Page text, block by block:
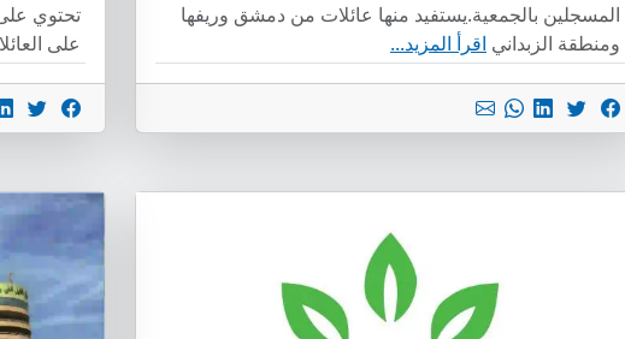
المسجلين بالجمعية.يستفيد منها عائلات من دمشق وريفها
ومنطقة الزبداني اقرأ المزيد...
تحتوي
على